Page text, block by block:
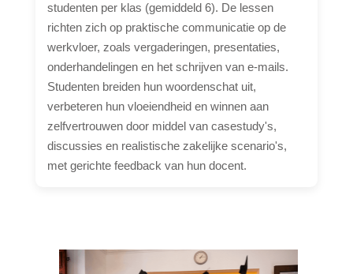
studenten per klas (gemiddeld 6). De lessen
richten zich op praktische communicatie op de
werkvloer, zoals vergaderingen, presentaties,
onderhandelingen en het schrijven van e-mails.
Studenten breiden hun woordenschat uit,
verbeteren hun vloeiendheid en winnen aan
zelfvertrouwen door middel van casestudy's,
discussies en realistische zakelijke scenario's,
met gerichte feedback van hun docent.